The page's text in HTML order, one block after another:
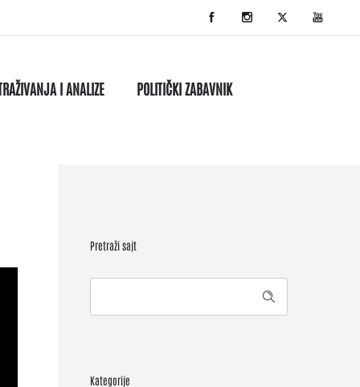
I ANALIZE POLITIČKI ZABAVNIK
Pretraži sajt
Kategorije